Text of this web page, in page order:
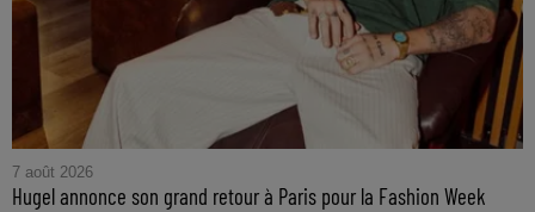
7 août 2026
Hugel annonce son grand retour à Paris pour la Fashion Week